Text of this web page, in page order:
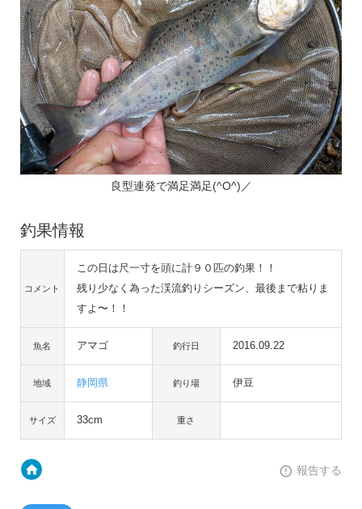
良型連発で満足満足(^O^)／
釣果情報
コメント
この日は尺一寸を頭に計９０匹の釣果！！
残り少なく為った渓流釣りシーズン、最後まで粘りま
すよ〜！！
魚名 アマゴ 釣行日 2016.09.22
地域 静岡県 釣り場 伊豆
サイズ 33cm 重さ
報告する